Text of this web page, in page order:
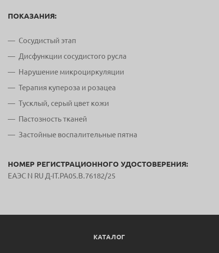
ПОКАЗАНИЯ:
Сосудистый этап
Дисфункции сосудистого русла
Нарушение микроциркуляции
Терапия купероза и розацеа
Тусклый, серый цвет кожи
Пастозность тканей
Застойные воспалительные пятна
НОМЕР РЕГИСТРАЦИОННОГО УДОСТОВЕРЕНИЯ:
ЕАЭС N RU Д-IT.РА05.В.76182/25
КАТАЛОГ